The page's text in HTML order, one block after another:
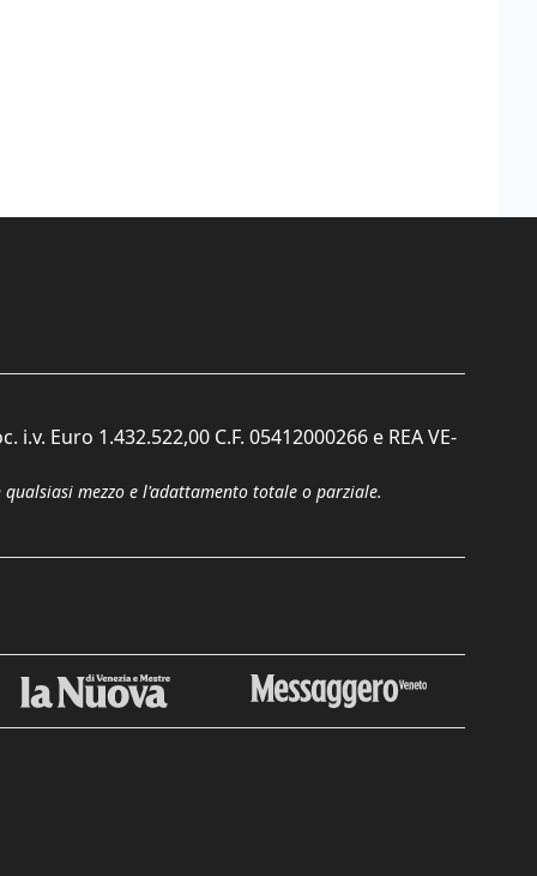
Euro 1.432.522,00 C.F. 05412000266 e REA VE-
mezzo e l'adattamento totale o parziale.